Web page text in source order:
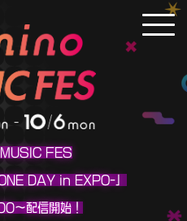
FES
DAY in EXPO-」
配信開始！